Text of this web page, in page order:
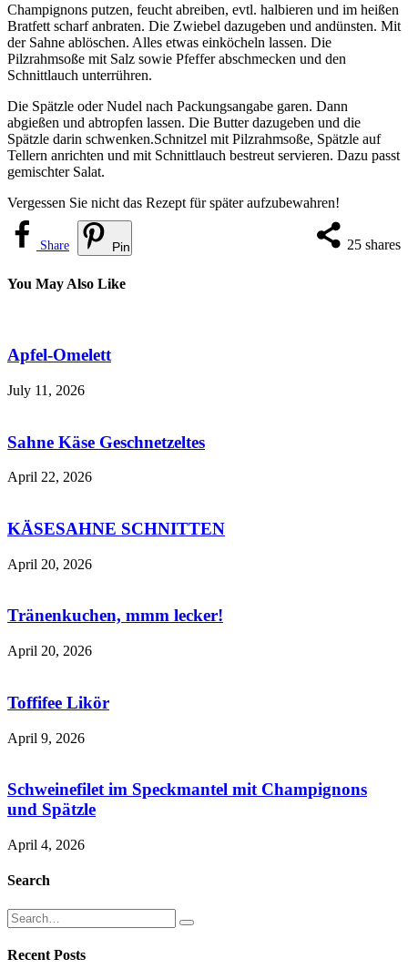
Champignons putzen, feucht abreiben, evtl. halbieren und im heißen
Bratfett scharf anbraten. Die Zwiebel dazugeben und andünsten. Mit
der Sahne ablöschen. Alles etwas einköcheln lassen. Die
Pilzrahmsoße mit Salz sowie Pfeffer abschmecken und den
Schnittlauch unterrühren.
Die Spätzle oder Nudel nach Packungsangabe garen. Dann
abgießen und abtropfen lassen. Die Butter dazugeben und die
Spätzle darin schwenken.Schnitzel mit Pilzrahmsoße, Spätzle auf
Tellern anrichten und mit Schnittlauch bestreut servieren. Dazu passt
gemischter Salat.
Vergessen Sie nicht das Rezept für später aufzubewahren!
25 shares
Share Pin
You May Also Like
Apfel-Omelett
July 11, 2026
Sahne Käse Geschnetzeltes
April 22, 2026
KÄSESAHNE SCHNITTEN
April 20, 2026
Tränenkuchen, mmm lecker!
April 20, 2026
Toffifee Likör
April 9, 2026
Schweinefilet im Speckmantel mit Champignons
und Spätzle
April 4, 2026
Search
Recent Posts